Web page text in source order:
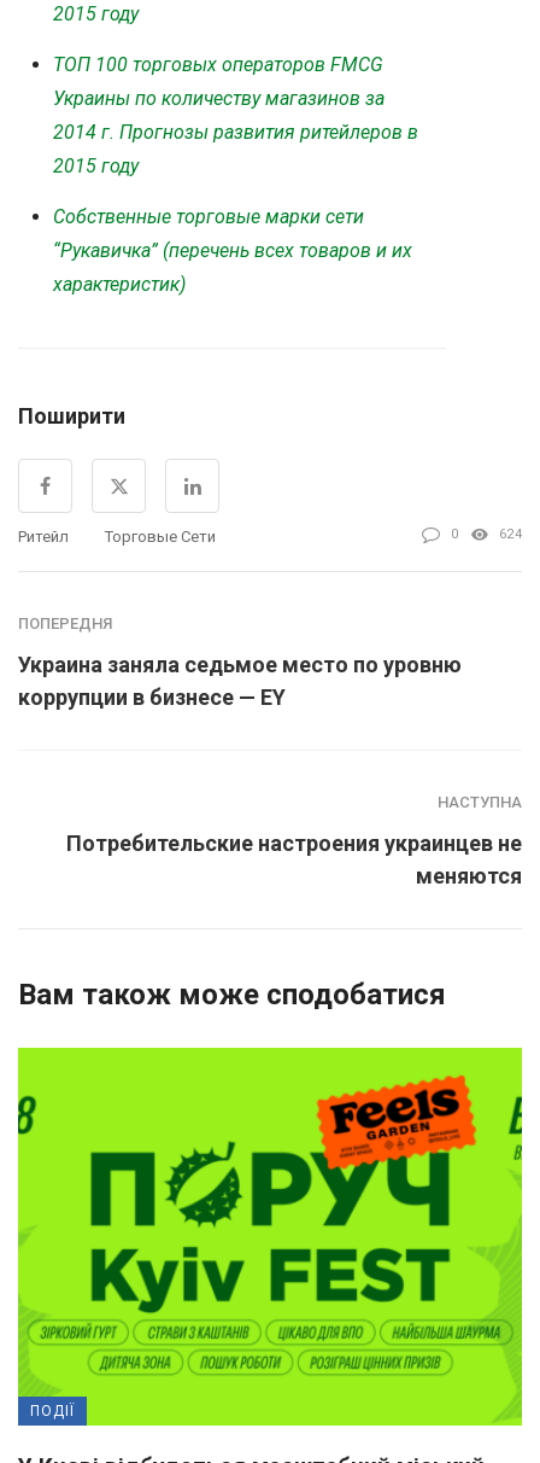
2015 году
ТОП 100 торговых операторов FMCG
Украины по количеству магазинов за
2014 г. Прогнозы развития ритейлеров в
2015 году
Собственные торговые марки сети
“Рукавичка” (перечень всех товаров и их
характеристик)
Поширити
Ритейл Торговые Сети 0 624
ПОПЕРЕДНЯ
Украина заняла седьмое место по уровню
коррупции в бизнесе — EY
НАСТУПНА
Потребительские настроения украинцев не
меняются
Вам також може сподобатися
ПОДІЇ